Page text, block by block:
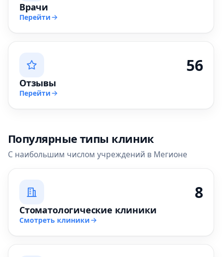
Врачи
Перейти
56
Отзывы
Перейти
Популярные типы клиник
С наибольшим числом учреждений в Мегионе
8
Стоматологические клиники
Смотреть клиники